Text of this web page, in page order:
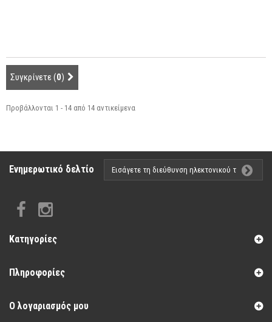
Συγκρίνετε (0)
Προβάλλονται 1 - 14 από 14 αντικείμενα
Ενημερωτικό δελτίο
Κατηγορίες
Πληροφορίες
Ο λογαριασμός μου